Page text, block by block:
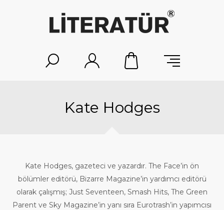
Kate Hodges
Kate Hodges, gazeteci ve yazardır. The Face’in ön
bölümler editörü, Bizarre Magazine’in yardımcı editörü
olarak çalışmış; Just Seventeen, Smash Hits, The Green
Parent ve Sky Magazine’in yanı sıra Eurotrash’in yapımcısı